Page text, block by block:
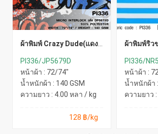
ผ้าพิมพ์ Crazy Dude(แดง
PI336/JP5679D
หน้าผ้า : 72/74"
น้ำหนักผ้า : 140 GSM
ความยาว : 4.00 หลา / kg
128 ฿/kg
ผ้าพิมพ์ริ้ว
PI336/
หน้าผ้า :
น้ำหนักผ้า :
ความยาว